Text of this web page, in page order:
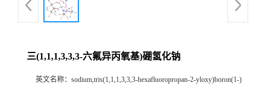
三(1,1,1,3,3,3-六氟异丙氧基)硼氢化钠
英文名称： sodium,tris(1,1,1,3,3,3-hexafluoropropan-2-yloxy)boron(1-)